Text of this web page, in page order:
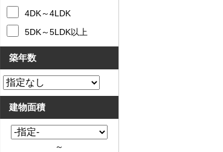
4DK～4LDK
5DK～5LDK以上
築年数
建物面積
～